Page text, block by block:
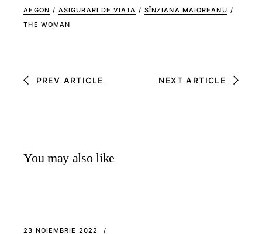
AEGON / ASIGURARI DE VIATA / SÎNZIANA MAIOREANU /
THE WOMAN
PREV ARTICLE NEXT ARTICLE
You may also like
23 NOIEMBRIE 2022